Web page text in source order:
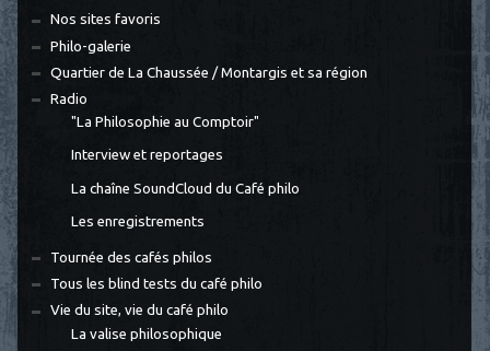
Nos sites favoris
Philo-galerie
Quartier de La Chaussée / Montargis et sa région
Radio
"La Philosophie au Comptoir"
Interview et reportages
La chaîne SoundCloud du Café philo
Les enregistrements
Tournée des cafés philos
Tous les blind tests du café philo
Vie du site, vie du café philo
La valise philosophique